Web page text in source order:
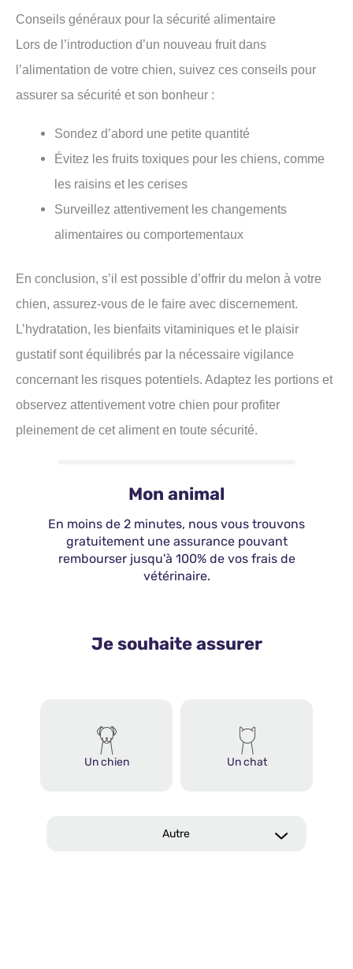
Conseils généraux pour la sécurité alimentaire
Lors de l’introduction d’un nouveau fruit dans
l’alimentation de votre chien, suivez ces conseils pour
assurer sa sécurité et son bonheur :
Sondez d’abord une petite quantité
Évitez les fruits toxiques pour les chiens, comme
les raisins et les cerises
Surveillez attentivement les changements
alimentaires ou comportementaux
En conclusion, s’il est possible d’offrir du melon à votre
chien, assurez-vous de le faire avec discernement.
L’hydratation, les bienfaits vitaminiques et le plaisir
gustatif sont équilibrés par la nécessaire vigilance
concernant les risques potentiels. Adaptez les portions et
observez attentivement votre chien pour profiter
pleinement de cet aliment en toute sécurité.